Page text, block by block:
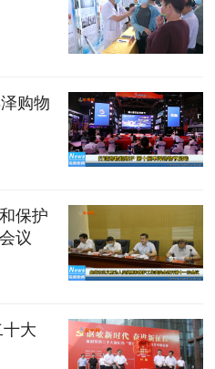
购物
保护
议
大